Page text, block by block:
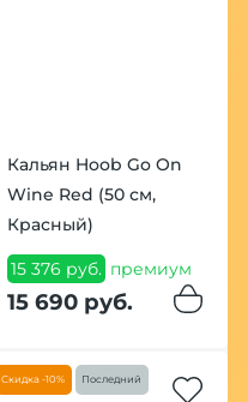
Кальян Hoob Go On
Wine Red (50 см,
Красный)
15 376 руб. премиум
15 690 руб.
Скидка -10% Последний